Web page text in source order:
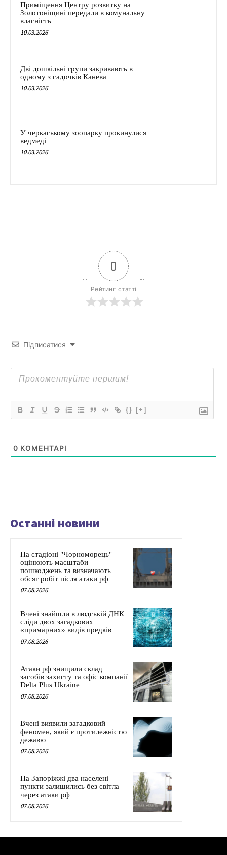
Приміщення Центру розвитку на
Золотоніщині передали в комунальну
власність
10.03.2026
Дві дошкільні групи закривають в
одному з садочків Канева
10.03.2026
У черкаському зоопарку прокинулися
ведмеді
10.03.2026
0
Рейтинг статті
Підписатися
{} [+]
0 КОМЕНТАРІ
Останні новини
На стадіоні "Чорноморець"
оцінюють масштаби
пошкоджень та визначають
обсяг робіт після атаки рф
07.08.2026
Вчені знайшли в людській ДНК
сліди двох загадкових
«примарних» видів предків
07.08.2026
Атаки рф знищили склад
засобів захисту та офіс компанії
Delta Plus Ukraine
07.08.2026
Вчені виявили загадковий
феномен, який є протилежністю
дежавю
07.08.2026
На Запоріжжі два населені
пункти залишились без світла
через атаки рф
07.08.2026